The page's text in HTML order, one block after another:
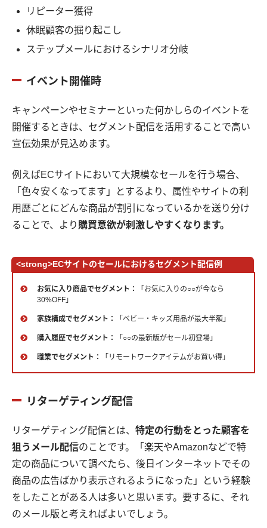
リピーター獲得
休眠顧客の掘り起こし
ステップメールにおけるシナリオ分岐
イベント開催時
キャンペーンやセミナーといった何かしらのイベントを
開催するときは、セグメント配信を活用することで高い
宣伝効果が見込めます。
例えばECサイトにおいて大規模なセールを行う場合、
「色々安くなってます」とするより、属性やサイトの利
用歴ごとにどんな商品が割引になっているかを送り分け
ることで、より 購買意欲が刺激しやすくなります。
<strong>ECサイトのセールにおけるセグメント配信例
お気に入り商品でセグメント：
「お気に入りの○○が今なら
30%OFF」
家族構成でセグメント： 「ベビー・キッズ用品が最大半額」
購入履歴でセグメント： 「○○の最新版がセール初登場」
職業でセグメント： 「リモートワークアイテムがお買い得」
リターゲティング配信
リターゲティング配信とは、 特定の行動をとった顧客を
狙うメール配信のことです。「楽天やAmazonなどで特
定の商品について調べたら、後日インターネットでその
商品の広告ばかり表示されるようになった」という経験
をしたことがある人は多いと思います。要するに、それ
のメール版と考えればよいでしょう。